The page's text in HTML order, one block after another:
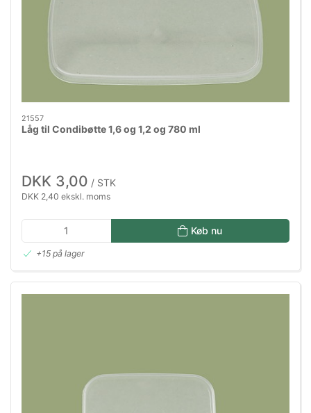
21557
Låg til Condibøtte 1,6 og 1,2 og 780 ml
DKK 3,00 / STK
DKK 2,40 ekskl. moms
Køb nu
+15 på lager